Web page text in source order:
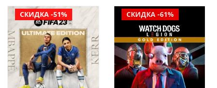
СКИДКА -51% СКИДКА -61%